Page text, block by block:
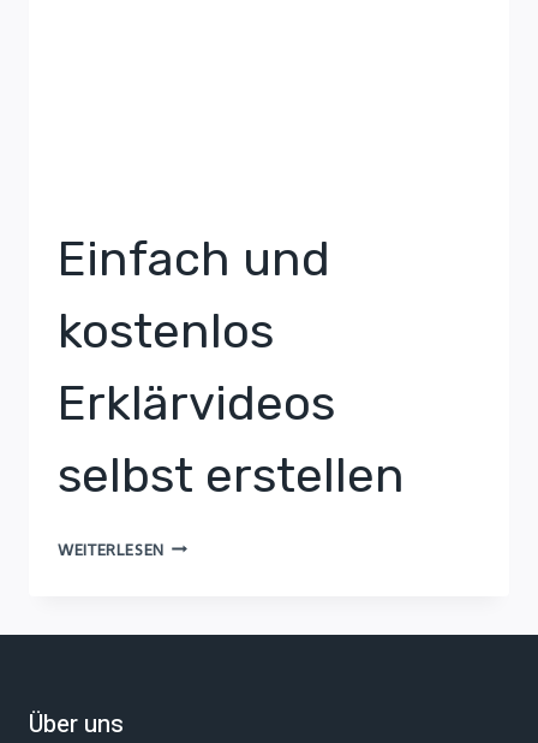
Einfach und
kostenlos
Erklärvideos
selbst erstellen
WEITERLESEN EINFACH
Über uns